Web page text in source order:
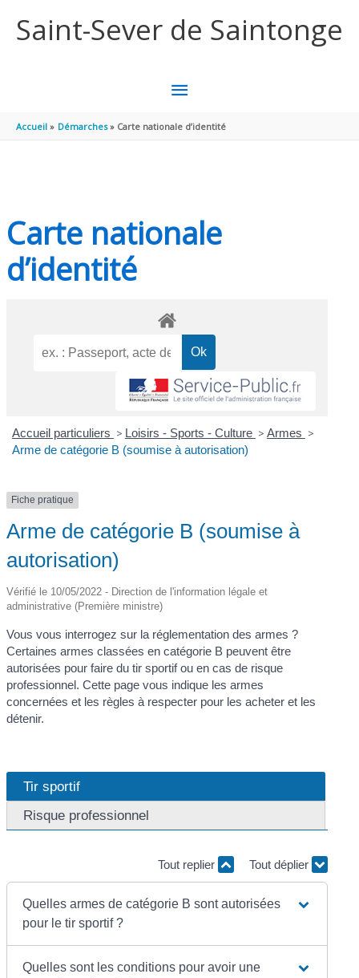
Saint-Sever de Saintonge
MENU
PRINCIPAL
Accueil Démarches Carte nationale d’identité
Carte nationale
d’identité
Accueil particuliers > Loisirs - Sports - Culture > Armes >
Arme de catégorie B (soumise à autorisation)
Fiche pratique
Arme de catégorie B (soumise à
autorisation)
Vérifié le 10/05/2022 - Direction de l'information légale et
administrative (Première ministre)
Vous vous interrogez sur la réglementation des armes ?
Certaines armes classées en catégorie B peuvent être
autorisées pour faire du tir sportif ou en cas de risque
professionnel. Cette page vous indique les armes
concernées et les règles à respecter pour les acheter et les
détenir.
Tir sportif
Risque professionnel
Tout replier Tout déplier
Quelles armes de catégorie B sont autorisées
pour le tir sportif ?
Quelles sont les conditions pour avoir une